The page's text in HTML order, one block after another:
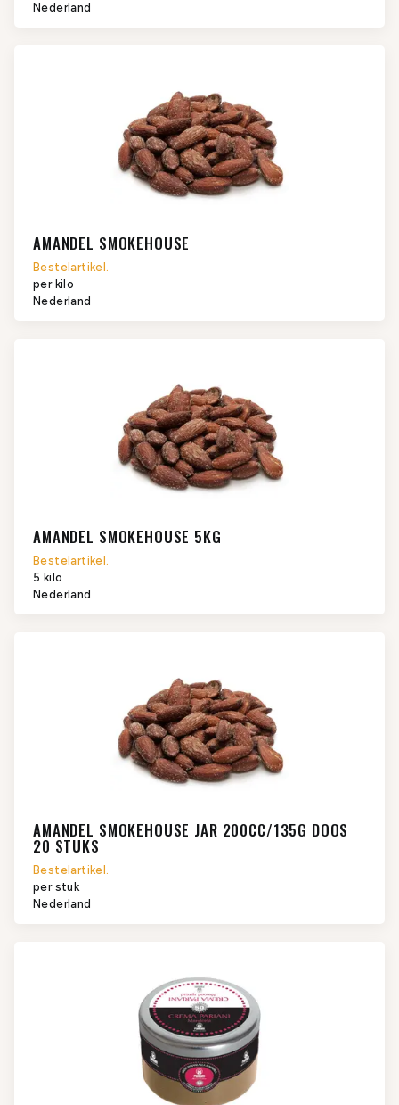
Nederland
AMANDEL SMOKEHOUSE
Bestelartikel.
per kilo
Nederland
AMANDEL SMOKEHOUSE 5KG
Bestelartikel.
5 kilo
Nederland
AMANDEL SMOKEHOUSE JAR 200CC/135G DOOS
20 STUKS
Bestelartikel.
per stuk
Nederland